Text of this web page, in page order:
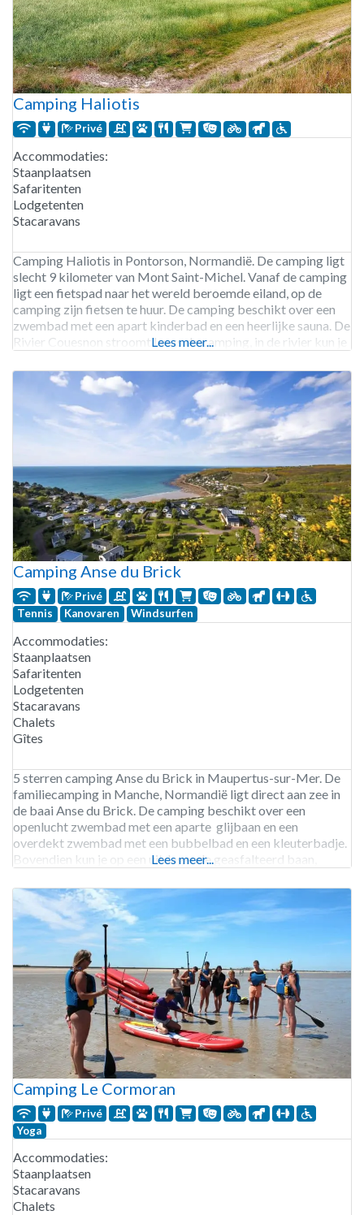
Camping Haliotis
Privé
Accommodaties:
Staanplaatsen
Safaritenten
Lodgetenten
Stacaravans
Camping Haliotis in Pontorson, Normandië. De camping ligt
slecht 9 kilometer van Mont Saint-Michel. Vanaf de camping
ligt een fietspad naar het wereld beroemde eiland, op de
camping zijn fietsen te huur. De camping beschikt over een
zwembad met een apart kinderbad en een heerlijke sauna. De
Rivier Couesnon stroomt langs de camping, in de rivier kun je
Lees meer...
Camping Anse du Brick
Privé
Tennis
Kanovaren Windsurfen
Accommodaties:
Staanplaatsen
Safaritenten
Lodgetenten
Stacaravans
Chalets
Gîtes
5 sterren camping Anse du Brick in Maupertus-sur-Mer. De
familiecamping in Manche, Normandië ligt direct aan zee in
de baai Anse du Brick. De camping beschikt over een
openlucht zwembad met een aparte glijbaan en een
overdekt zwembad met een bubbelbad en een kleuterbadje.
Bovendien kun je op een uitdagende geasfalteerd baan,
Lees meer...
Camping Le Cormoran
Privé
Yoga
Accommodaties:
Staanplaatsen
Stacaravans
Chalets